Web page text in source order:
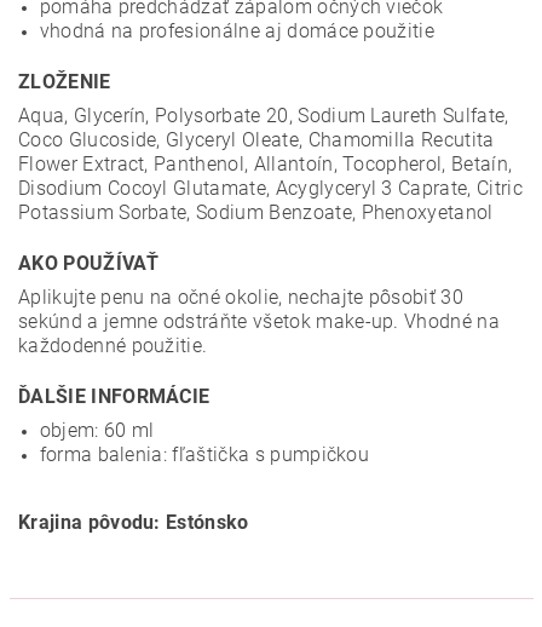
pomáha predchádzať zápalom očných viečok
vhodná na profesionálne aj domáce použitie
ZLOŽENIE
Aqua, Glycerín, Polysorbate 20, Sodium Laureth Sulfate,
Coco Glucoside, Glyceryl Oleate, Chamomilla Recutita
Flower Extract, Panthenol, Allantoín, Tocopherol, Betaín,
Disodium Cocoyl Glutamate, Acyglyceryl 3 Caprate, Citric
Potassium Sorbate, Sodium Benzoate, Phenoxyetanol
AKO POUŽÍVAŤ
Aplikujte penu na očné okolie, nechajte pôsobiť 30
sekúnd a jemne odstráňte všetok make-up. Vhodné na
každodenné použitie.
ĎALŠIE INFORMÁCIE
objem: 60 ml
forma balenia: fľaštička s pumpičkou
Krajina pôvodu: Estónsko